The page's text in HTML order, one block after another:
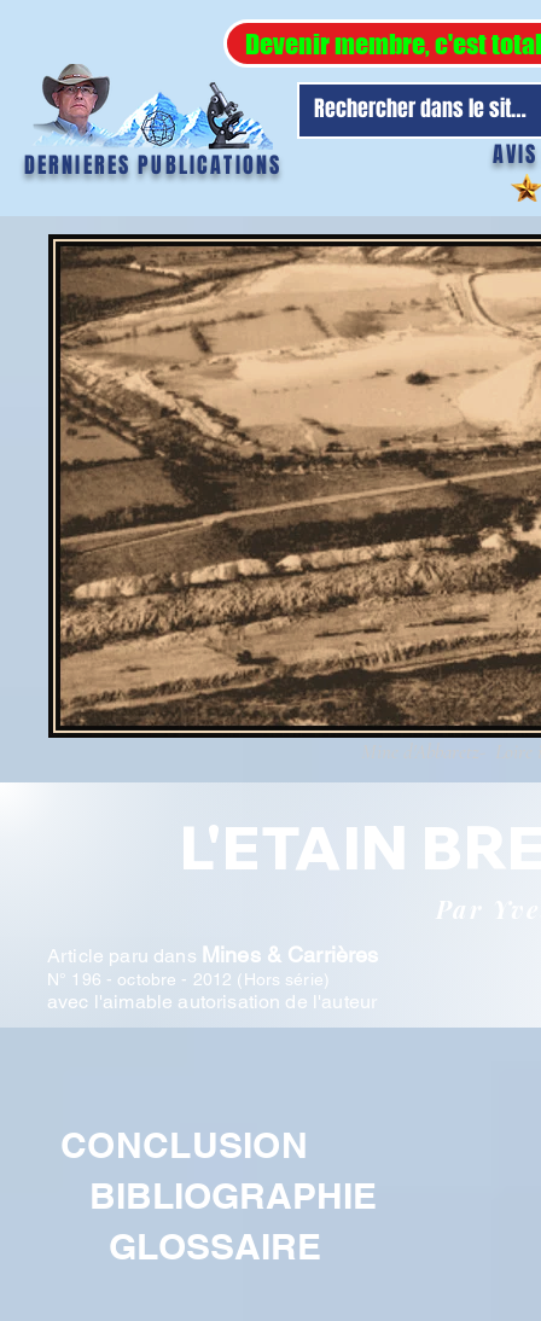
Devenir membre, c'est
DERNIERES PUBLICATIONS
L'ETAIN
Par
Article paru dans Mines & Carrières
N° 196 - octobre - 2012 (Hors série)
avec l'aimable autorisation de l'auteur
CONCLUSION
BIBLIOGRAPHIE
GLOSSAIRE